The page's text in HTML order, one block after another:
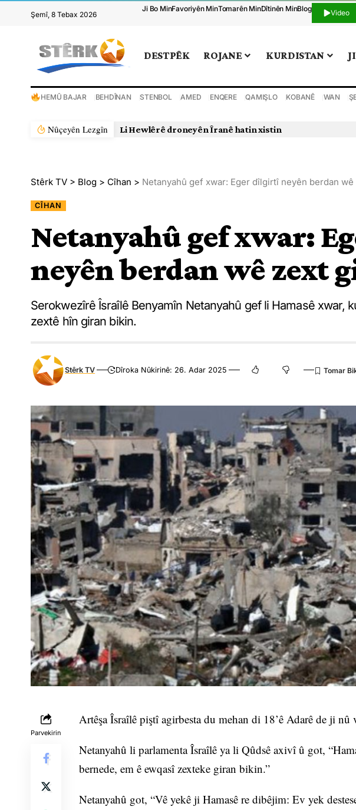
Şemî, 8 Tebax 2026
Ji Bo MinFavoriyên MinTomarên MinDîtinên MinBlog Video
DESTPÊK ROJANE KURDISTAN
HEMÛ BAJAR BEHDÎNAN STENBOL AMED ENQERE QAMIŞLO KOBANÊ WAN
Nûçeyên Lezgîn Li Hewlêrê droneyên Îranê hatin xistin
Stêrk TV > Blog > Cîhan > Netanyahû gef xwar: Eger dîlgirtî neyên berdan
CÎHAN
Netanyahû gef xwar:
neyên berdan wê zext
Serokwezîrê Îsraîlê Benyamîn Netanyahû gef li Hamasê xwar,
zextê hîn giran bikin.
Stêrk TV Dîroka Nûkirinê: 26. Adar 2025
Parvekirin
Artêşa Îsraîlê piştî agirbesta du mehan di 18’ê Adarê de ji nû
Netanyahû li parlamenta Îsraîlê ya li Qûdsê axivî û got,
bernede, em ê ewqasî zexteke giran bikin.”
Netanyahû got, “Vê yekê ji Hamasê re dibêjim: Ev yek